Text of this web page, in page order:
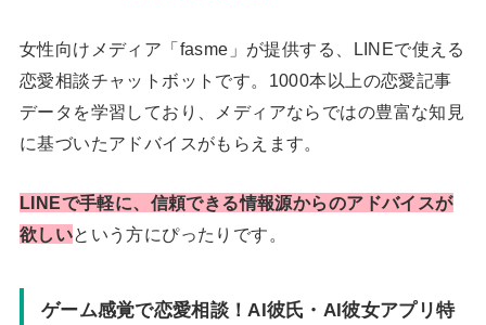
女性向けメディア「fasme」が提供する、LINEで使える
恋愛相談チャットボットです。1000本以上の恋愛記事
データを学習しており、メディアならではの豊富な知見
に基づいたアドバイスがもらえます。
LINEで手軽に、信頼できる情報源からのアドバイスが
欲しいという方にぴったりです。
ゲーム感覚で恋愛相談！AI彼氏・AI彼女アプリ特